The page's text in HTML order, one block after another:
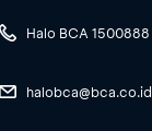
Halo BCA 1500888
halobca@bca.co.id